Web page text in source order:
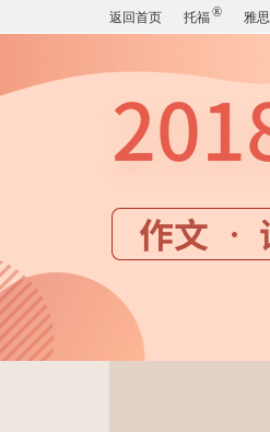
返回首页 托福® 雅思